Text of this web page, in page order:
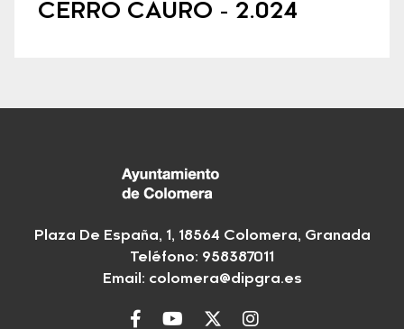
CERRO CAURO - 2.024
Plaza De España, 1, 18564 Colomera, Granada
Teléfono: 958387011
Email: colomera@dipgra.es